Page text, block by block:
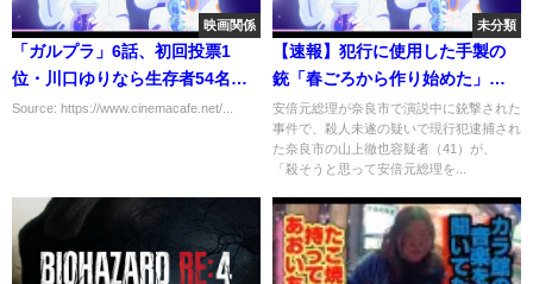
映画関係
「ガルプラ」6話、初回投票1
位・川口ゆりなら生存者54名が
次のミッションに挑む！
Source: https://www.cinemacafe.net/...
未分類
【速報】犯行に使用した手製の
銃「春ごろから作り始めた」​山
上徹也​容疑者が供述 安倍元総
理銃撃事件｜TBS NEWS DIG
安倍元総理が奈良市で演説中に銃撃された
事件で、殺人未遂の疑いで現行犯逮捕され
た奈良市の山上徹也容疑者（41）が、
「殺そうと思って安倍元総理を...